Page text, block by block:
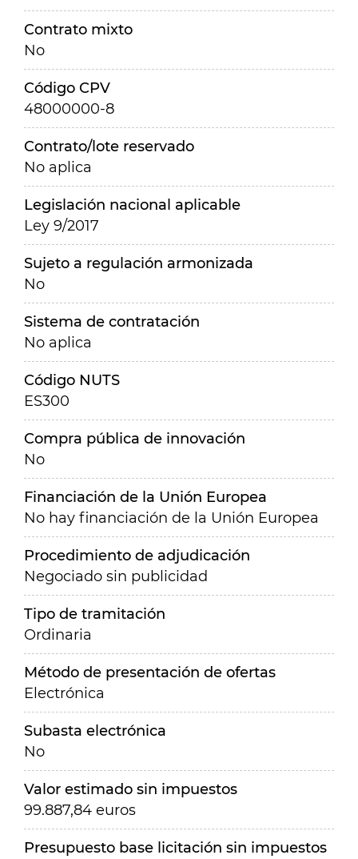
Contrato mixto
No
Código CPV
48000000-8
Contrato/lote reservado
No aplica
Legislación nacional aplicable
Ley 9/2017
Sujeto a regulación armonizada
No
Sistema de contratación
No aplica
Código NUTS
ES300
Compra pública de innovación
No
Financiación de la Unión Europea
No hay financiación de la Unión Europea
Procedimiento de adjudicación
Negociado sin publicidad
Tipo de tramitación
Ordinaria
Método de presentación de ofertas
Electrónica
Subasta electrónica
No
Valor estimado sin impuestos
99.887,84 euros
Presupuesto base licitación sin impuestos